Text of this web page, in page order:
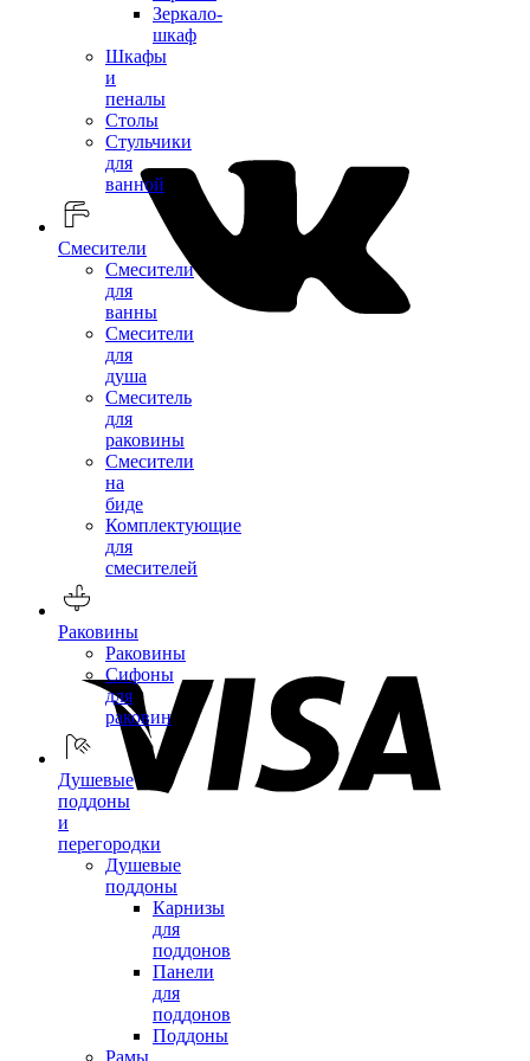
Зеркало-
шкаф
Шкафы
и
пеналы
Столы
Стульчики
для
ванной
Смесители
Смесители
для
ванны
Смесители
для
душа
Смеситель
для
раковины
Смесители
на
биде
Комплектующие
для
смесителей
Раковины
Раковины
Сифоны
для
раковин
Душевые
поддоны
и
перегородки
Душевые
поддоны
Карнизы
для
поддонов
Панели
для
поддонов
Поддоны